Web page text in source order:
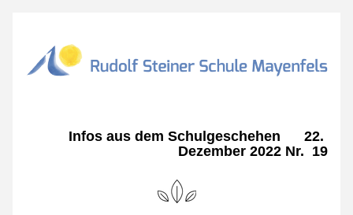
Infos aus dem Schulgeschehen      22.
Dezember 2022 Nr.  19